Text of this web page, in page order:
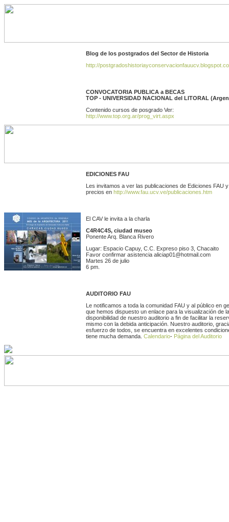
Blog de los postgrados del Sector de Historia
http://
CONVOCATORIA PUBLICA a BECAS
TOP - UNIVERSIDAD NACIONAL del LITORAL
Contenido cursos de posgrado Ver:
http://www.top.org.ar/prog_virt.aspx
EDICIONES FAU
Les invitamos a ver las publicaciones de Ediciones FAU
precios en http://www.fau.ucv.ve/publicaciones.htm
El CAV le invita a la charla
C4R4C4S, ciudad museo
Ponente Arq. Blanca Rivero
Lugar: Espacio Capuy, C.C. Expreso piso 3, Chacaito
Favor confirmar asistencia aliciap01@hotmail.com
Martes 26 de julio
6 pm.
AUDITORIO FAU
Le notificamos a toda la comunidad FAU y al público en
que hemos dispuesto un enlace para la visualización de la
disponibilidad de nuestro auditorio a fin de facilitar la
mismo con la debida anticipación. Nuestro auditorio,
esfuerzo de todos, se encuentra en excelentes
tiene mucha demanda. Calendario- Página del Auditorio